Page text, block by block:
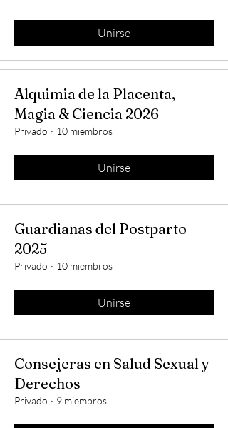
Unirse
Alquimia de la Placenta,
Magia & Ciencia 2026
Privado · 10 miembros
Unirse
Guardianas del Postparto
2025
Privado · 10 miembros
Unirse
Consejeras en Salud Sexual y
Derechos
Privado · 9 miembros